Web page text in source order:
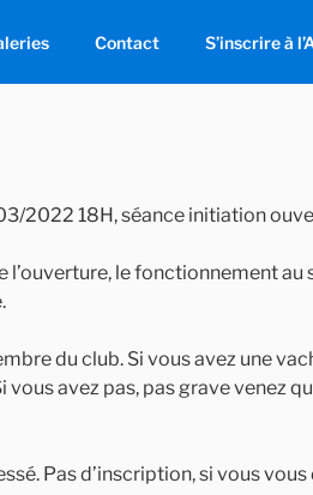
Contact S’inscrire à
2022 18H, séance initiation
l’ouverture, le fonctionnement
du club. Si vous avez une
vous avez pas, pas grave venez
Pas d’inscription, si vous